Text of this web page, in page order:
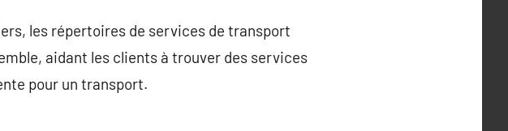
les répertoires de services de transport
aidant les clients à trouver des services
pour un transport.